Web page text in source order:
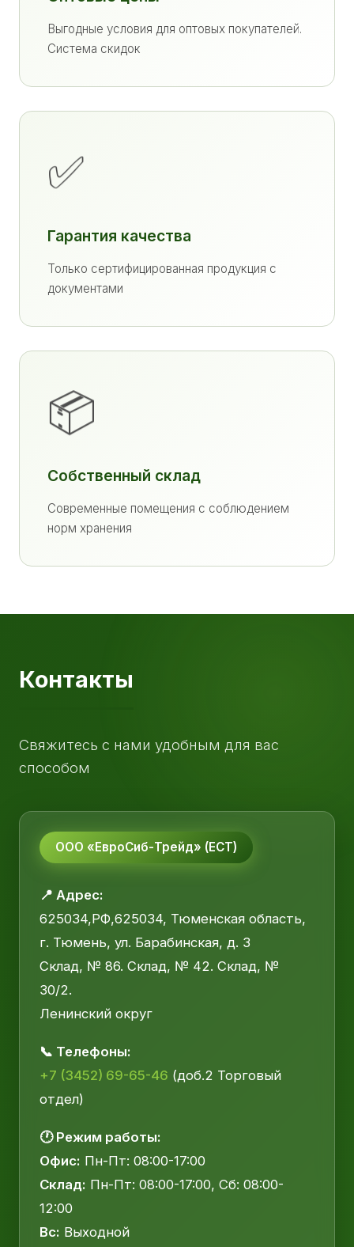
Выгодные условия для оптовых покупателей.
Система скидок
✅
Гарантия качества
Только сертифицированная продукция с
документами
📦
Собственный склад
Современные помещения с соблюдением
норм хранения
Контакты
Свяжитесь с нами удобным для вас
способом
ООО «ЕвроСиб-Трейд» (ЕСТ)
📍 Адрес:
625034,РФ,625034, Тюменская область,
г. Тюмень, ул. Барабинская, д. 3
Склад, № 86. Склад, № 42. Склад, №
30/2.
Ленинский округ
📞 Телефоны:
+7 (3452) 69-65-46 (доб.2 Торговый
отдел)
🕐 Режим работы:
Офис: Пн-Пт: 08:00-17:00
Склад: Пн-Пт: 08:00-17:00, Сб: 08:00-
12:00
Вс: Выходной